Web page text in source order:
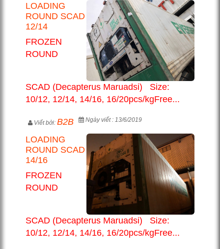
LOADING
ROUND SCAD
12/14
FROZEN
ROUND
SCAD (Decapterus Maruadsi) Size:
10/12, 12/14, 14/16, 16/20pcs/kgFree...
Viết bởi:B2B Ngày viết : 13/6/2019
LOADING
ROUND SCAD
14/16
FROZEN
ROUND
SCAD (Decapterus Maruadsi) Size:
10/12, 12/14, 14/16, 16/20pcs/kgFree...